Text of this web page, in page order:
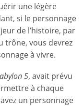
une légère
si le personnage
de l’histoire, par
trône, vous devrez
à vivre.
5, avait prévu
à chaque
un personnage